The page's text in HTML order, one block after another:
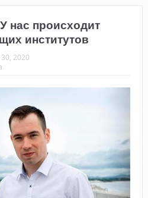
нас происходит
институтов
2020